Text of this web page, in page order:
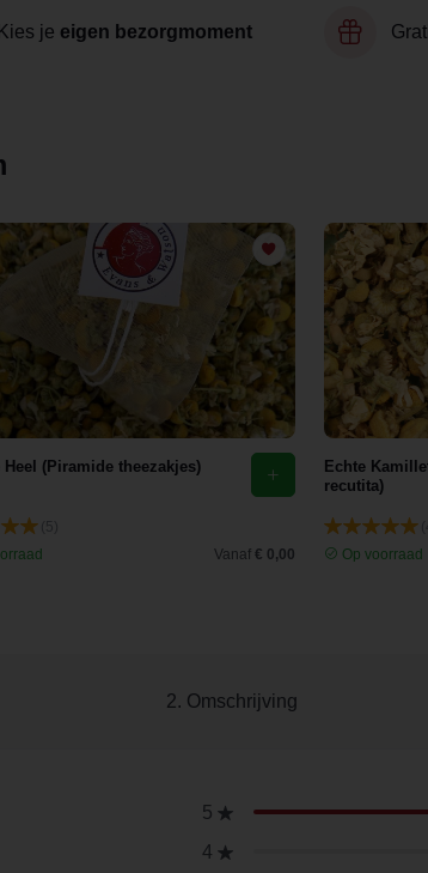
Kies je eigen bezorgmoment
Heel (Piramide theezakjes)
Vanaf € 0,00
Echte
recutita)
Op voorraad
2. Omschrijving
5
4